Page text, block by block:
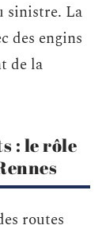
sinistre. La
des engins
de la
: le rôle
routes